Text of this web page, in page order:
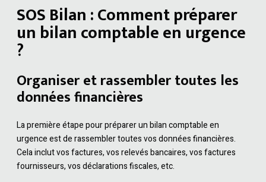
SOS Bilan : Comment préparer
un bilan comptable en urgence
?
Organiser et rassembler toutes les
données financières
La première étape pour préparer un bilan comptable en
urgence est de rassembler toutes vos données financières.
Cela inclut vos factures, vos relevés bancaires, vos factures
fournisseurs, vos déclarations fiscales, etc.